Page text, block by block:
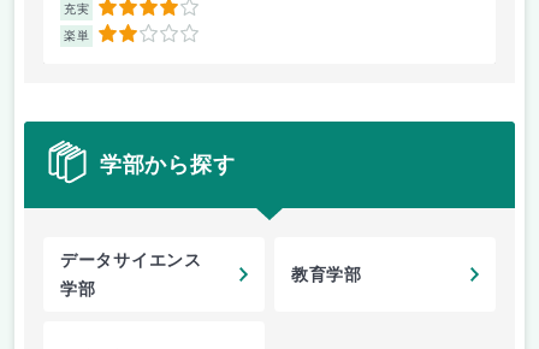
充実 4
楽単 2
学部から探す
データサイエンス
学部
教育学部